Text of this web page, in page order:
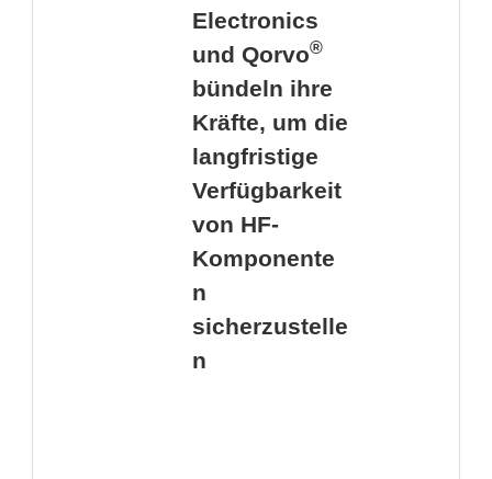
Electronics
und Qorvo®
bündeln ihre
Kräfte, um die
langfristige
Verfügbarkeit
von HF-
Komponente
n
sicherzustelle
n